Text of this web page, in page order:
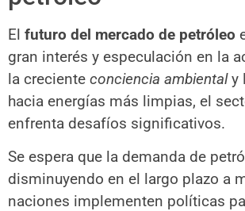
El futuro del mercado de petróleo
gran interés y especulación en la
la creciente conciencia ambientaly
hacia energías más limpias, el
enfrenta desafíos significativos.
Se espera que la demanda de
disminuyendo en el largo plazo a
naciones implementen políticas